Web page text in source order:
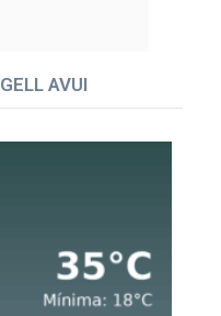
AVUI